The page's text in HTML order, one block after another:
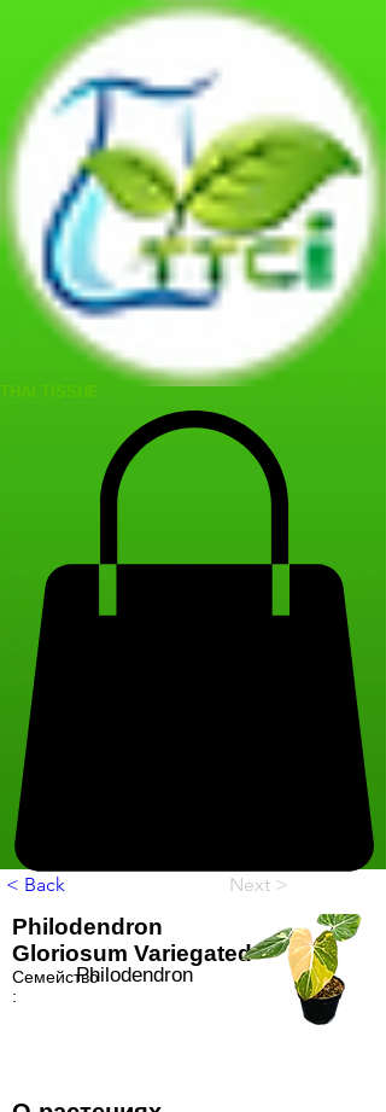
< Back Next >
Philodendron
Gloriosum Variegated
Семейство
:
Philodendron